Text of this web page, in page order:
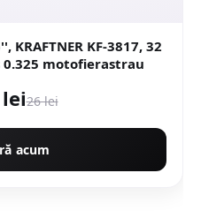
KF-3817, 32
motofierastrau
lei26 lei
acum